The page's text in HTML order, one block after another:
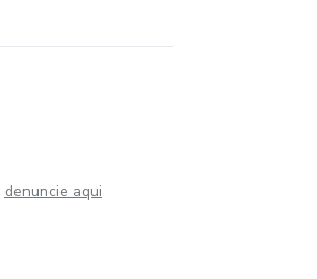
denuncie aqui